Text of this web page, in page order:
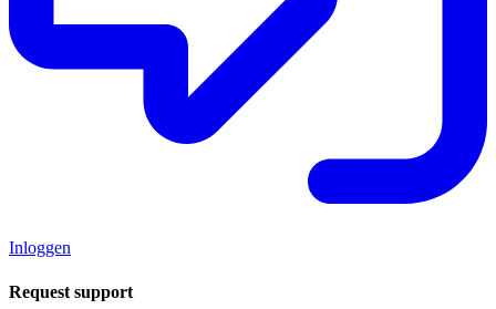
Inloggen
Request support